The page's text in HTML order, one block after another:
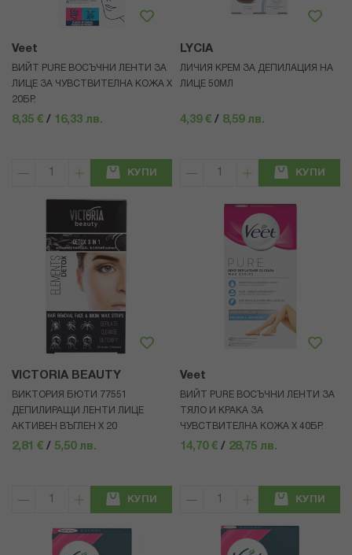
Veet
ВИЙТ PURE ВОСЪЧНИ ЛЕНТИ ЗА
ЛИЦЕ ЗА ЧУВСТВИТЕЛНА КОЖА Х
20БР.
8,35 € / 16,33 лв.
КУПИ
LYCIA
ЛИЧИЯ КРЕМ ЗА ДЕПИЛАЦИЯ НА
ЛИЦЕ 50МЛ
4,39 € / 8,59 лв.
КУПИ
VICTORIA BEAUTY
ВИКТОРИЯ БЮТИ 77551
ДЕПИЛИРАЩИ ЛЕНТИ ЛИЦЕ
АКТИВЕН ВЪГЛЕН Х 20
2,81 € / 5,50 лв.
КУПИ
Veet
ВИЙТ PURE ВОСЪЧНИ ЛЕНТИ ЗА
ТЯЛО И КРАКА ЗА
ЧУВСТВИТЕЛНА КОЖА Х 40БР.
14,70 € / 28,75 лв.
КУПИ